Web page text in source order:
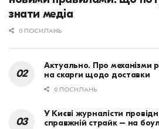
знати медіа
0 ПОСИЛАНЬ
Актуально. Про механізми
на скарги щодо доставки
0 ПОСИЛАНЬ
У Києві журналісти
справжній страйк – на